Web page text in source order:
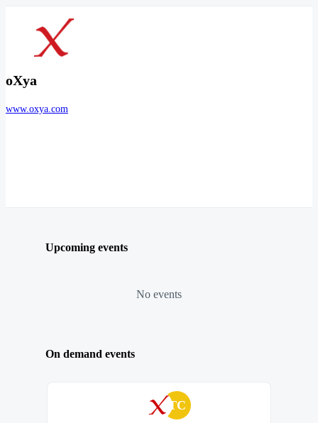
oXya
www.oxya.com
Upcoming events
No events
On demand events
TC